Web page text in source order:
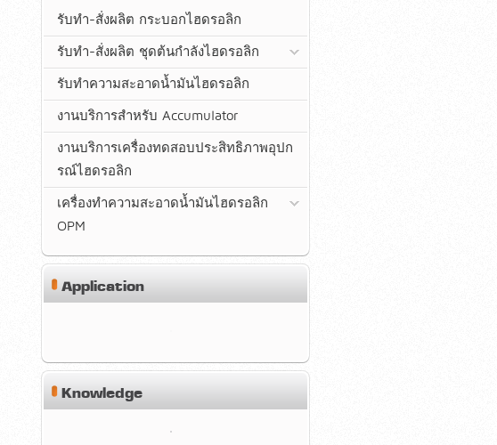
รับทำ-สั่งผลิต กระบอกไฮดรอลิก
รับทำ-สั่งผลิต ชุดต้นกำลังไฮดรอลิก
รับทำความสะอาดน้ำมันไฮดรอลิก
งานบริการสำหรับ Accumulator
งานบริการเครื่องทดสอบประสิทธิภาพอุปก
รณ์ไฮดรอลิก
เครื่องทำความสะอาดน้ำมันไฮดรอลิก
OPM
Application
Knowledge